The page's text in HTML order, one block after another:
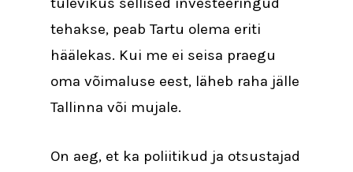
tehakse, peab Tartu olema eriti
häälekas. Kui me ei seisa praegu
oma võimaluse eest, läheb raha jälle
Tallinna või mujale.
On aeg, et ka poliitikud ja otsustajad